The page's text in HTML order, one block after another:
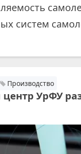
систем
Производство
УрФУ